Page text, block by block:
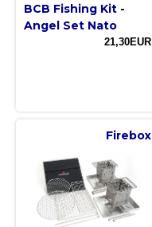
BCB Fishing Kit -
Angel Set Nato
21,30EUR
Firebox